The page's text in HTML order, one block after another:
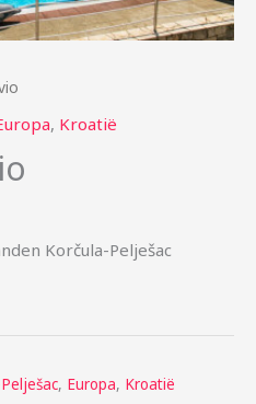
, Kroatië
Korčula-Pelješac
, Europa, Kroatië